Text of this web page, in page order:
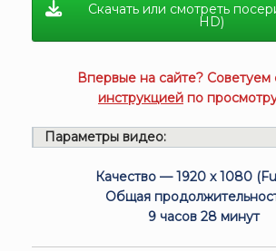
Скачать или смотреть
HD)
Впервые на сайте? Советуем
инструкцией по
Параметры видео:
Качество — 1920 x 1080
Общая
9 часов 28 минут